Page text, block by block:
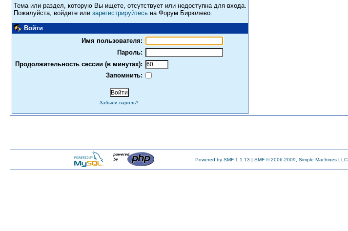
Тема или раздел, которую Вы ищете, отсутствует или недоступна для входа.
Пожалуйста, войдите или зарегистрируйтесь на Форум Бирюлево.
Войти
Имя пользователя:
Пароль:
Продолжительность сессии (в минутах):
Запомнить:
Забыли пароль?
Powered by SMF 1.1.13 | SMF © 2006-2009, Simple Machines LLC